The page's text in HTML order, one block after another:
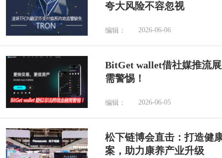
夸大风险不容忽视
编辑： 2026-06-06
BitGet wallet借社媒推流
需警惕！
编辑： 2026-06-05
松下链博会直击：打造健
案，助力康养产业升级